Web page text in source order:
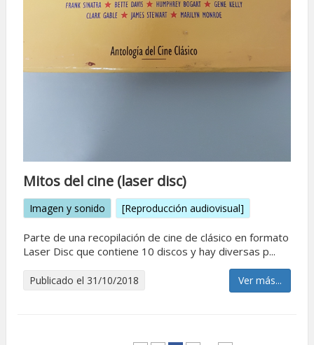
Mitos del cine (laser disc)
Imagen y sonido [Reproducción audiovisual]
Parte de una recopilación de cine de clásico en formato
Laser Disc que contiene 10 discos y hay diversas p...
Publicado el 31/10/2018 Ver más...